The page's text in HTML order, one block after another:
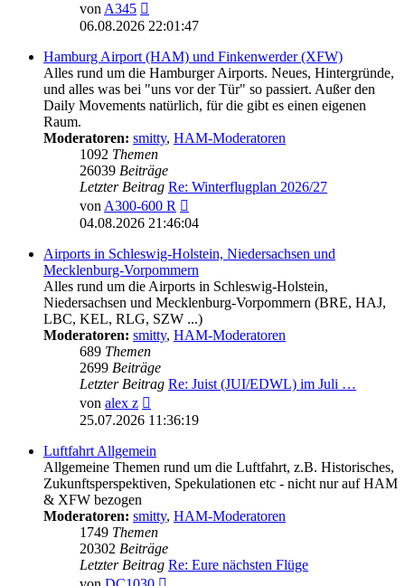
vonA345
Beitrag
06.08.2026 22:01:47
Hamburg Airport (HAM) und Finkenwerder (XFW)
Alles rund um die Hamburger Airports. Neues, Hintergründe,
und alles was bei "uns vor der Tür" so passiert. Außer den
Daily Movements natürlich, für die gibt es einen eigenen
Raum.
Moderatoren: smitty, HAM-Moderatoren
1092 Themen
26039 Beiträge
Letzter Beitrag Re: Winterflugplan 2026/27
vonA300-600 R
Beitrag
04.08.2026 21:46:04
Airports in Schleswig-Holstein, Niedersachsen und
Mecklenburg-Vorpommern
Alles rund um die Airports in Schleswig-Holstein,
Niedersachsen und Mecklenburg-Vorpommern (BRE, HAJ,
LBC, KEL, RLG, SZW ...)
Moderatoren: smitty, HAM-Moderatoren
689 Themen
2699 Beiträge
Letzter Beitrag Re: Juist (JUI/EDWL) im Juli …
von alex z
Beitrag
25.07.2026 11:36:19
Luftfahrt Allgemein
Allgemeine Themen rund um die Luftfahrt, z.B. Historisches,
Zukunftsperspektiven, Spekulationen etc - nicht nur auf HAM
& XFW bezogen
Moderatoren: smitty, HAM-Moderatoren
1749 Themen
20302 Beiträge
Letzter Beitrag Re: Eure nächsten Flüge